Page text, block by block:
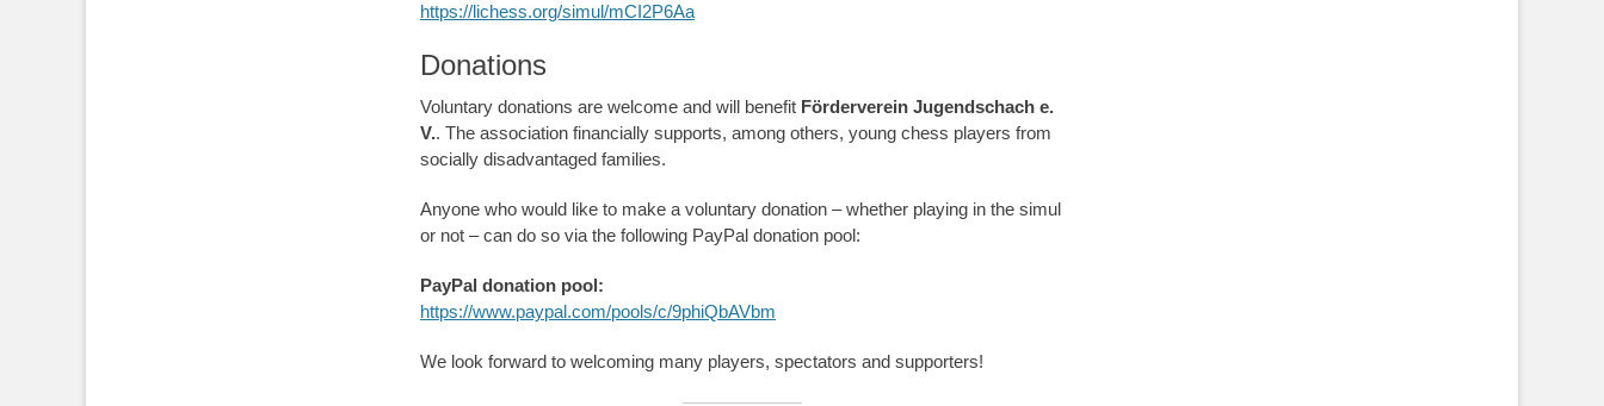
https://lichess.org/simul/mCI2P6Aa
Donations
Voluntary donations are welcome and will benefit Förderverein Jugendschach e.
V.. The association financially supports, among others, young chess players from
socially disadvantaged families.
Anyone who would like to make a voluntary donation – whether playing in the simul
or not – can do so via the following PayPal donation pool:
PayPal donation pool:
https://www.paypal.com/pools/c/9phiQbAVbm
We look forward to welcoming many players, spectators and supporters!